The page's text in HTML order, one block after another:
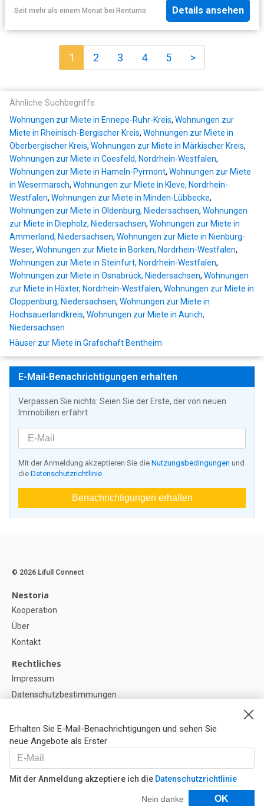
Seit mehr als einem Monat bei Rentumo Details ansehen
1 2 3 4 5 >
Ähnliche Suchbegriffe
Wohnungen zur Miete in Ennepe-Ruhr-Kreis, Wohnungen zur
Miete in Rheinisch-Bergischer Kreis, Wohnungen zur Miete in
Oberbergischer Kreis, Wohnungen zur Miete in Märkischer Kreis,
Wohnungen zur Miete in Coesfeld, Nordrhein-Westfalen,
Wohnungen zur Miete in Hameln-Pyrmont, Wohnungen zur Miete
in Wesermarsch, Wohnungen zur Miete in Kleve, Nordrhein-
Westfalen, Wohnungen zur Miete in Minden-Lübbecke,
Wohnungen zur Miete in Oldenburg, Niedersachsen, Wohnungen
zur Miete in Diepholz, Niedersachsen, Wohnungen zur Miete in
Ammerland, Niedersachsen, Wohnungen zur Miete in Nienburg-
Weser, Wohnungen zur Miete in Borken, Nordrhein-Westfalen,
Wohnungen zur Miete in Steinfurt, Nordrhein-Westfalen,
Wohnungen zur Miete in Osnabrück, Niedersachsen, Wohnungen
zur Miete in Höxter, Nordrhein-Westfalen, Wohnungen zur Miete in
Cloppenburg, Niedersachsen, Wohnungen zur Miete in
Hochsauerlandkreis, Wohnungen zur Miete in Aurich,
Niedersachsen
Häuser zur Miete in Grafschaft Bentheim
E-Mail-Benachrichtigungen erhalten
Verpassen Sie nichts: Seien Sie der Erste, der von neuen
Immobilien erfährt
Mit der Anmeldung akzeptieren Sie die Nutzungsbedingungen und
die Datenschutzrichtlinie
Benachrichtigungen erhalten
Erhalten Sie E-Mail-Benachrichtigungen und sehen Sie
neue Angebote als Erster
Mit der Anmeldung akzeptiere ich die Datenschutzrichtlinie
Nein danke OK
Filter
© 2026 Lifull Connect
Nestoria
Kooperation
Über
Kontakt
Rechtliches
Impressum
Datenschutzbestimmungen
Cookie-Einstellunge
Hilfe
FAQ
Unsere Partner